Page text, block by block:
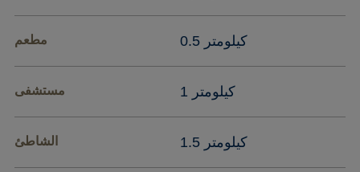
مطعم 0.5 كيلومتر
مستشفى 1 كيلومتر
الشاطئ 1.5 كيلومتر